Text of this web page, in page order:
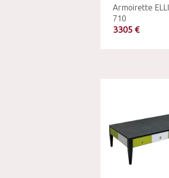
Armoirette
710
3305 €